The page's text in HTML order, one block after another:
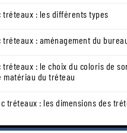
tréteaux : les différents types
tréteaux : aménagement du
tréteaux : le choix du coloris de
matériau du tréteau
tréteaux : les dimensions des